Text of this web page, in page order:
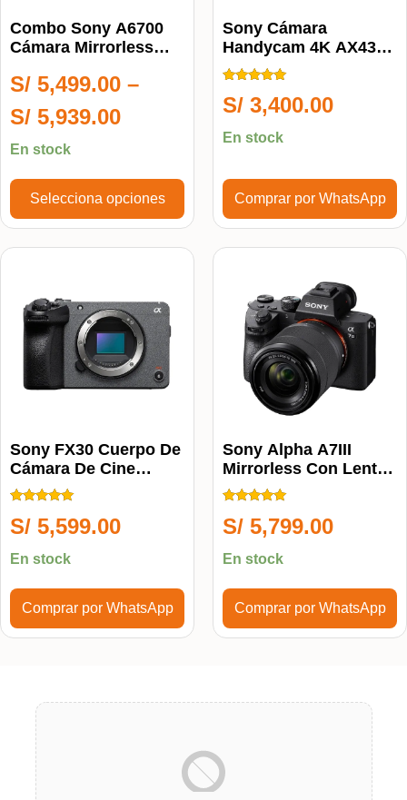
Combo Sony A6700
Cámara Mirrorless
S/ 5,499.00 –
S/ 5,939.00
En stock
Selecciona opciones
Sony Cámara
Handycam 4K AX43A
Con Sensor CMOS
Exmor
5.00
de 5
S/ 3,400.00
En stock
Comprar por WhatsApp
Sony FX30 Cuerpo De
Cámara De Cine
Digital
5.00
de 5
S/ 5,599.00
En stock
Comprar por WhatsApp
Sony Alpha A7III
Mirrorless Con Lente
28-70mm II Full Frame
5.00
de 5
S/ 5,799.00
En stock
Comprar por WhatsApp